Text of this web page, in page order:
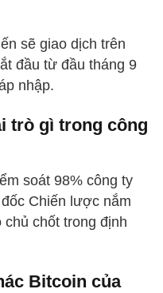
sẽ giao dịch trên
đầu từ đầu tháng 9
nhập.
trò gì trong công
soát 98% công ty
Chiến lược nắm
chốt trong định
Bitcoin của